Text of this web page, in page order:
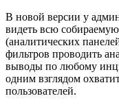
В новой версии у
видеть всю
(аналитических
фильтров проводить
выводы по любому
одним взглядом
пользователей.